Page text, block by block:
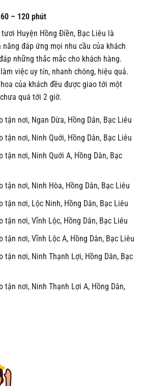
– 120 phút
Huyện Hồng Điền, Bạc Liêu là
đáp ứng mọi nhu cầu của khách
những thắc mắc cho khách hàng.
việc uy tín, nhanh chóng, hiệu quả.
của khách đều được giao tới một
quá tới 2 giờ.
tận nơi, Ngan Dừa, Hồng Dân, Bạc Liêu
tận nơi, Ninh Quới, Hồng Dân, Bạc Liêu
tận nơi, Ninh Quới A, Hồng Dân, Bạc
tận nơi, Ninh Hòa, Hồng Dân, Bạc Liêu
tận nơi, Lộc Ninh, Hồng Dân, Bạc Liêu
tận nơi, Vĩnh Lộc, Hồng Dân, Bạc Liêu
tận nơi, Vĩnh Lộc A, Hồng Dân, Bạc Liêu
tận nơi, Ninh Thạnh Lợi, Hồng Dân, Bạc
tận nơi, Ninh Thạnh Lợi A, Hồng Dân,